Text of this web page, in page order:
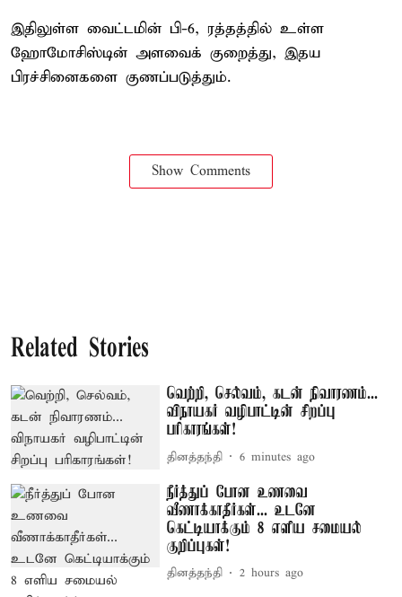
இதிலுள்ள வைட்டமின் பி-6, ரத்தத்தில் உள்ள
ஹோமோசிஸ்டின் அளவைக் குறைத்து, இதய
பிரச்சினைகளை குணப்படுத்தும்.
Show Comments
Related Stories
வெற்றி, செல்வம், கடன் நிவாரணம்...
விநாயகர் வழிபாட்டின் சிறப்பு
பரிகாரங்கள்!
தினத்தந்தி 6 minutes ago
நீர்த்துப் போன உணவை
வீணாக்காதீர்கள்... உடனே
கெட்டியாக்கும் 8 எளிய சமையல்
குறிப்புகள்!
தினத்தந்தி 2 hours ago